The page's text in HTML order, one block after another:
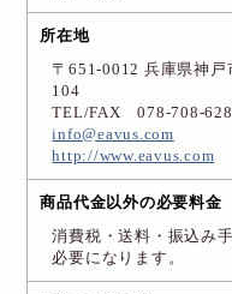
Cart
特定商取引関連表記
所在地
〒651-0012 兵庫県神
104
TEL/FAX 078-708-
info@eavus.com
http://www.eavus.com
商品代金以外の必要料金
消費税・送料・振込み
必要になります。